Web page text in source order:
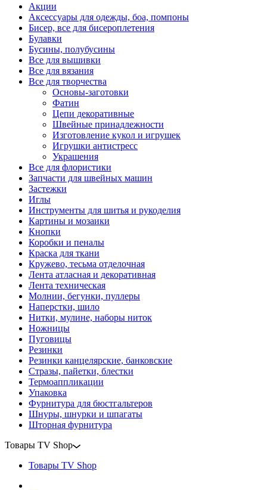
Акции
Аксессуары для одежды, боа, помпоны
Бисер, все для бисероплетения
Булавки
Бусины, полубусины
Все для вышивки
Все для вязания
Все для творчества
Основы-заготовки
Фатин
Цепи декоративные
Швейные принадлежности
Изготовление кукол и игрушек
Игрушки антистресс
Украшения
Все для флористики
Запчасти для швейных машин
Застежки
Иглы
Инструменты для шитья и рукоделия
Картины и мозаики
Кнопки
Коробки и пеналы
Краска для ткани
Кружево, тесьма отделочная
Лента атласная и декоративная
Лента техническая
Молнии, бегунки, пуллеры
Наперстки, шило
Нитки, мулине, наборы ниток
Ножницы
Пуговицы
Резинки
Резинки канцелярские, банковские
Стразы, пайетки, блестки
Термоаппликации
Упаковка
Фурнитура для бюстгальтеров
Шнуры, шнурки и шпагаты
Шторная фурнитура
Товары TV Shop
Товары TV Shop